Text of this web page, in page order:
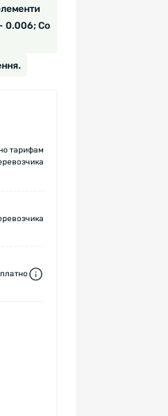
0.006; Co
тарифам